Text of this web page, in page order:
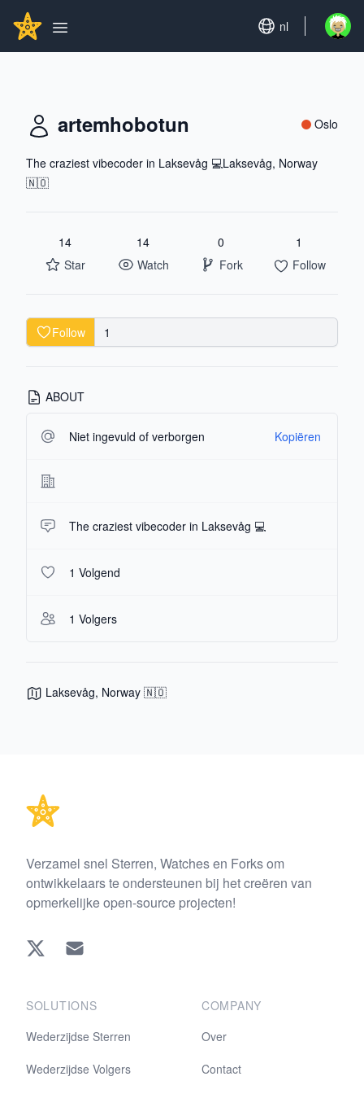
GITHUBSTAR
Open main menu
Set language
nl Open
artemhobotun Oslo
The craziest vibecoder in Laksevåg 💻Laksevåg, Norway
🇳🇴
14
Star
14
Watch
0
Fork
1
Follow
Follow 1
ABOUT
Niet ingevuld of verborgen Kopiëren
The craziest vibecoder in Laksevåg 💻
1 Volgend
1 Volgers
Laksevåg, Norway 🇳🇴
Verzamel snel Sterren, Watches en Forks om
ontwikkelaars te ondersteunen bij het creëren van
opmerkelijke open-source projecten!
Twitter EMAIL
SOLUTIONS
Wederzijdse Sterren
Wederzijdse Volgers
COMPANY
Over
Contact